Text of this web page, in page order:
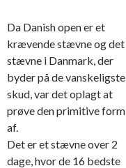
Da Danish open er et
krævende stævne og det
stævne i Danmark, der
byder på de vanskeligste
skud, var det oplagt at
prøve den primitive form
af.
Det er et stævne over 2
dage, hvor de 16 bedste